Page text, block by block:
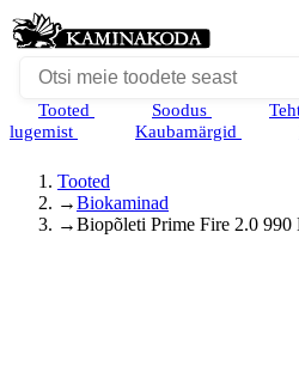
Tooted Soodus
lugemist
Kaubamärgid
Tooted
→Biokaminad
→Biopõleti Prime Fire 2.0 990